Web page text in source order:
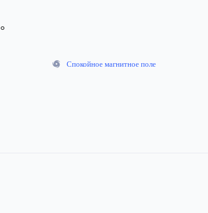
°
Спокойное магнитное поле